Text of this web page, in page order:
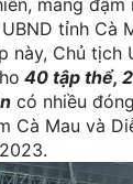
tỉnh Cà
này, Chủ tịch
40 tập thể,
có nhiều
Cà Mau và